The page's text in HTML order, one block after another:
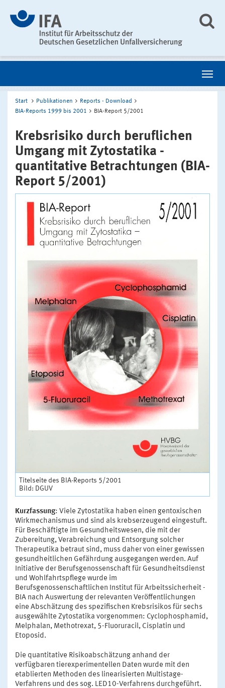
Start Publikationen
Reports - Download
BIA-Reports 1999 bis 2001
BIA-Report 5/2001
Krebsrisiko durch beruflichen
Umgang mit Zytostatika -
quantitative Betrachtungen (BIA-
Report 5/2001)
Titelseite des BIA-Reports 5/2001
Bild: DGUV
Kurzfassung: Viele Zytostatika haben einen gentoxischen
Wirkmechanismus und sind als krebserzeugend eingestuft.
Für Beschäftigte im Gesundheitswesen, die mit der
Zubereitung, Verabreichung und Entsorgung solcher
Therapeutika betraut sind, muss daher von einer gewissen
gesundheitlichen Gefährdung ausgegangen werden. Auf
Initiative der Berufsgenossenschaft für Gesundheitsdienst
und Wohlfahrtspflege wurde im
Berufsgenossenschaftlichen Institut für Arbeitssicherheit -
BIA nach Auswertung der relevanten Veröffentlichungen
eine Abschätzung des spezifischen Krebsrisikos für sechs
ausgewählte Zytostatika vorgenommen: Cyclophosphamid,
Melphalan, Methotrexat, 5-Fluoruracil, Cisplatin und
Etoposid.
Die quantitative Risikoabschätzung anhand der
verfügbaren tierexperimentellen Daten wurde mit den
etablierten Methoden des linearisierten Multistage-
Verfahrens und des sog. LED10-Verfahrens durchgeführt.